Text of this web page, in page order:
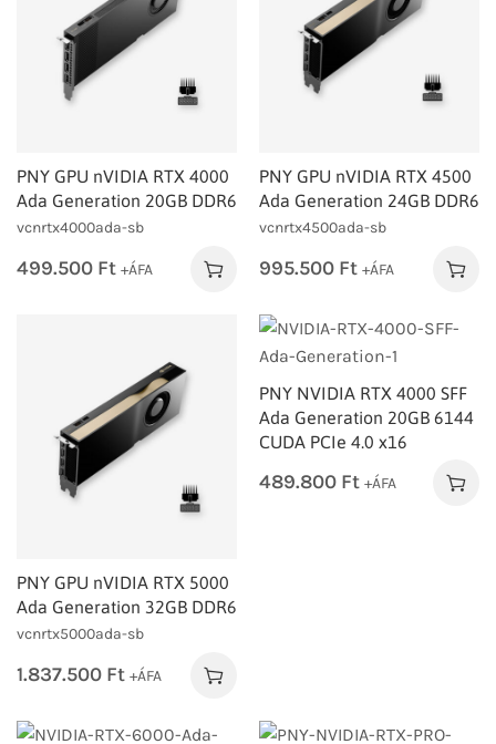
PNY GPU nVIDIA RTX 4000
Ada Generation 20GB DDR6
vcnrtx4000ada-sb
499.500 Ft +ÁFA
PNY GPU nVIDIA RTX 4500
Ada Generation 24GB DDR6
vcnrtx4500ada-sb
995.500 Ft +ÁFA
PNY GPU nVIDIA RTX 5000
Ada Generation 32GB DDR6
vcnrtx5000ada-sb
1.837.500 Ft +ÁFA
PNY NVIDIA RTX 4000 SFF
Ada Generation 20GB 6144
CUDA PCIe 4.0 x16
489.800 Ft +ÁFA